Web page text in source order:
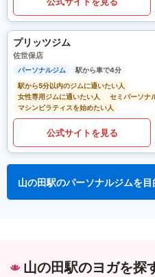
プリッツジム
佐世保店
パーソナルジム
駅から車で4分
駅から5分以内のジムに通いたい人
女性専用ジムに通いたい人
セミパーソナ
マシンピラティスを始めたい人
公式サイトを見る
山の田駅のパーソナルジムを
山の田駅のヨガを探